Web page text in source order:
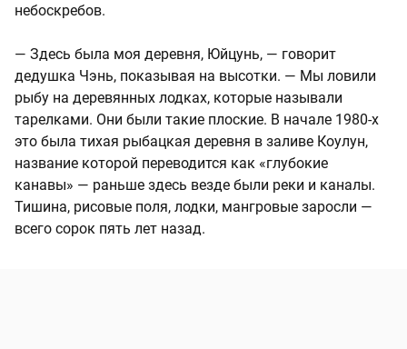
небоскребов.
— Здесь была моя деревня, Юйцунь, — говорит
дедушка Чэнь, показывая на высотки. — Мы ловили
рыбу на деревянных лодках, которые называли
тарелками. Они были такие плоские. В начале 1980-х
это была тихая рыбацкая деревня в заливе Коулун,
название которой переводится как «глубокие
канавы» — раньше здесь везде были реки и каналы.
Тишина, рисовые поля, лодки, мангровые заросли —
всего сорок пять лет назад.